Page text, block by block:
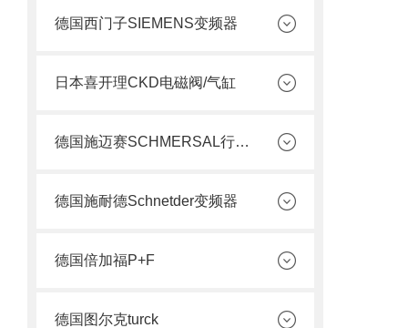
德国西门子SIEMENS变频器
日本喜开理CKD电磁阀/气缸
德国施迈赛SCHMERSAL行程开关
德国施耐德Schnetder变频器
德国倍加福P+F
德国图尔克turck